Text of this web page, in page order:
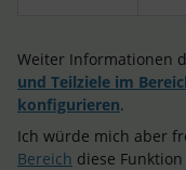
Weiter Informationen
und Teilziele im
konfigurieren.
Ich würde mich aber
Bereich diese